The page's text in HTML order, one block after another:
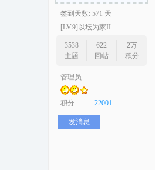
签到天数: 571 天
[LV.9]以坛为家II
3538
主题
622
回帖
2万
积分
管理员
积分 22001
发消息